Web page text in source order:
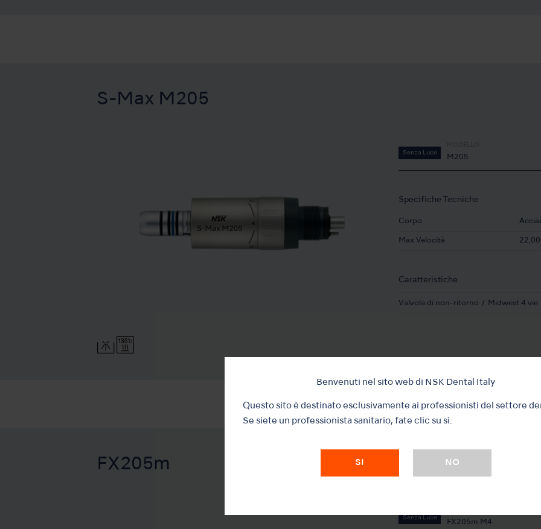
Benvenuti nel sito web di NSK Dental Italy
Questo sito è destinato esclusivamente ai professionisti del settore
Se siete un professionista sanitario, fate clic su sì.
SI NO
S-Max M205
Senza Luce
M205
Specifiche Tecniche
Corpo
Max Velocità
Caratteristiche
Valvola di non-ritorno Midwest 4 vie
FX205m
Senza Luce
FX205m M4